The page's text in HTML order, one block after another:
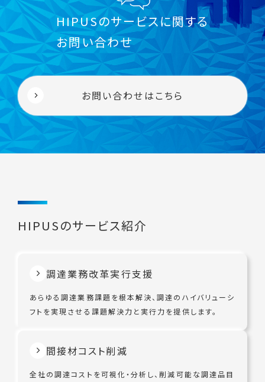
HIPUSのサービスに関する
お問い合わせ
お問い合わせはこちら
HIPUSのサービス紹介
調達業務改革実行支援
あらゆる調達業務課題を根本解決、調達のハイバリューシ
フトを実現させる課題解決力と実行力を提供します。
間接材コスト削減
全社の調達コストを可視化・分析し、削減可能な調達品目